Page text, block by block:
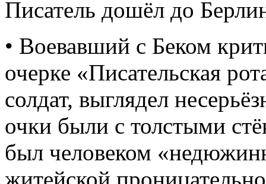
Писатель дошёл до
• Воевавший с Беком
очерке «Писательская
солдат, выглядел
очки были с толстыми
был человеком